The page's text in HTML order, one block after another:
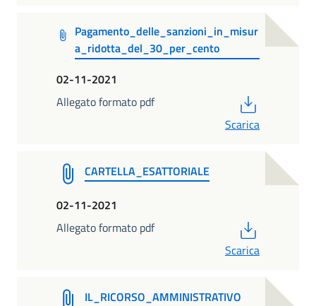
Pagamento_delle_sanzioni_in_misur
a_ridotta_del_30_per_cento
02-11-2021
Allegato formato pdf
Scarica
CARTELLA_ESATTORIALE
02-11-2021
Allegato formato pdf
Scarica
IL_RICORSO_AMMINISTRATIVO